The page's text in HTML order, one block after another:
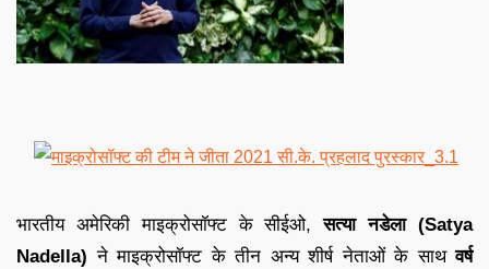
भारतीय अमेरिकी माइक्रोसॉफ्ट के सीईओ,सत्या नडेला (Satya
Nadella) ने माइक्रोसॉफ्ट के तीन अन्य शीर्ष नेताओं के साथवर्ष